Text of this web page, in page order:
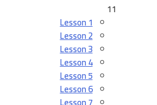
11
Lesson 1
Lesson 2
Lesson 3
Lesson 4
Lesson 5
Lesson 6